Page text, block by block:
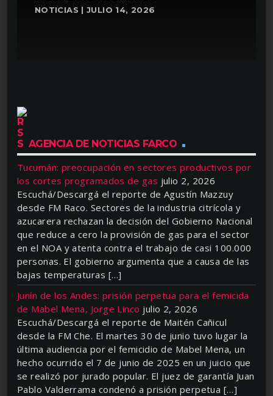
NOTICIAS | JULIO 14, 2026
AGENCIA DE NOTICIAS FARCO
Tucumán: preocupación en sectores productivos por
los cortes programados de gas julio 2, 2026
Escuchá/Descargá el reporte de Agustín Mazzuy
desde FM Raco. Sectores de la industria citrícola y
azucarera rechazan la decisión del Gobierno Nacional
que reduce a cero la provisión de gas para el sector
en el NOA y atenta contra el trabajo de casi 100.000
personas. El gobierno argumenta que a causa de las
bajas temperaturas […]
Junín de los Andes: prisión perpetua para el femicida
de Mabel Mena, Jorge Linco julio 2, 2026
Escuchá/Descargá el reporte de Maitén Cañicul
desde la FM Che. El martes 30 de junio tuvo lugar la
última audiencia por el femicidio de Mabel Mena, un
hecho ocurrido el 7 de junio de 2025 en un juicio que
se realizó por jurado popular. El juez de garantía Juan
Pablo Valderrama condenó a prisión perpetua […]